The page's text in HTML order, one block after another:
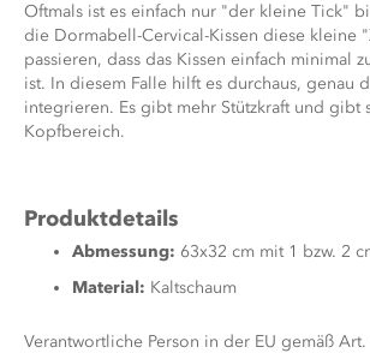
Oftmals ist es einfach nur "der kleine Tick"
die Dormabell-Cervical-Kissen diese kleine
passieren, dass das Kissen einfach minimal
ist. In diesem Falle hilft es durchaus, genau
integrieren. Es gibt mehr Stützkraft und gibt
Kopfbereich.
Produktdetails
Abmessung: 63x32 cm mit 1 bzw. 2
Material: Kaltschaum
Verantwortliche Person in der EU gemäß